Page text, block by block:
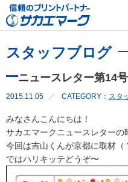
スタッフブログ
ニュースレター第14号
2015.11.05 CATEGORY： スタ
みなさんこんにちは！
サカエマークニュースレターの
今回は吉山くんが京都に取材（
ではハリキッテどうぞ〜